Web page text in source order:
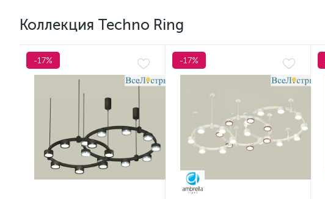
Коллекция Techno Ring
-17% -17%